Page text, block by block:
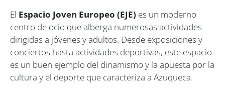
El Espacio Joven Europeo (EJE) es un moderno
centro de ocio que alberga numerosas actividades
dirigidas a jóvenes y adultos. Desde exposiciones y
conciertos hasta actividades deportivas, este espacio
es un buen ejemplo del dinamismo y la apuesta por la
cultura y el deporte que caracteriza a Azuqueca.